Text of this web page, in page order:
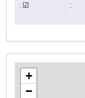
: ☑
:
+
−